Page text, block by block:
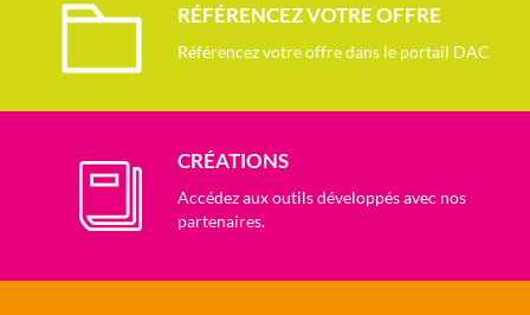
RÉFÉRENCEZ VOTRE OFFRE
Référencez votre offre dans le portail DAC
CRÉATIONS
Accédez aux outils développés avec nos
partenaires.